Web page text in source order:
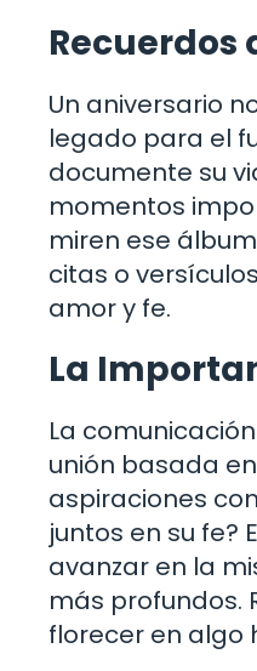
Recuerdos
Un aniversario
legado para el
documente su
momentos
miren ese
citas o
amor y fe.
La
La
unión basada
aspiraciones
juntos en su fe?
avanzar en la
más profundos.
florecer en algo